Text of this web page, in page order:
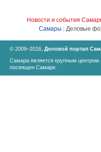
Новости и события
Самары
Деловые
© 2009–2016, Деловой портал
Самара является крупным центром
посвящен Самаре.